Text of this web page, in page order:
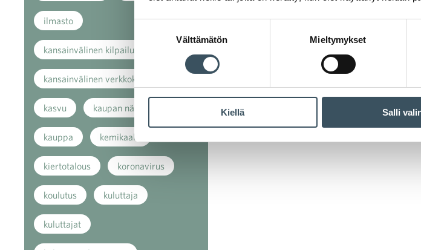
valinta
Välttämätön Mieltymykset
Kiellä Salli
ilmasto
kansainvälinen kilpailu
kansainvälinen verkkokauppa
kasvu kaupan näkymät
kauppa kemikaalit
kiertotalous koronavirus
koulutus kuluttaja
kuluttajat